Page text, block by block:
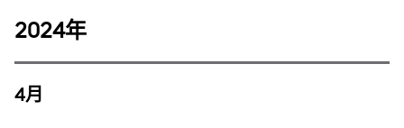
2024年
4月